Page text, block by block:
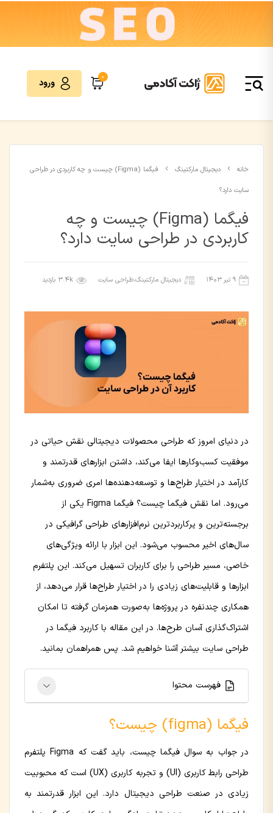
0
ورود
خانه دیجیتال مارکتینگ
فیگما (Figma) چیست و چه کاربردی در طراحی
سایت دارد؟
فیگما (Figma) چیست و چه
کاربردی در طراحی سایت دارد؟
۹ تیر ۱۴۰۳ دیجیتال مارکتینگ،طراحی سایت 3.4k بازدید
در دنیای امروز که طراحی محصولات دیجیتالی نقش حیاتی در
موفقیت کسب‌و‌کارها ایفا می‌کند، داشتن ابزارهای قدرتمند و
کارآمد در اختیار طراح‌ها و توسعه‌دهنده‌ها امری ضروری به‌شمار
می‌رود. اما نقش فیگما چیست؟ فیگما Figma یکی از
برجسته‌ترین و پرکاربردترین نرم‌افزارهای طراحی گرافیکی در
سال‌های اخیر محسوب می‌شود. این ابزار با ارائه ویژگی‌های
خاصی، مسیر طراحی را برای کاربران تسهیل می‌کند. این پلتفرم
ابزارها و قابلیت‌های زیادی را در اختیار طراح‌ها قرار می‌دهد، از
همکاری چندنفره در پروژه‌ها به‌صورت همزمان گرفته تا امکان
اشتراک‌گذاری آسان طرح‌ها. در این مقاله با کاربرد فیگما در
طراحی سایت بیشتر آشنا خواهیم شد. پس همراهمان بمانید.
فهرست محتوا
فیگما (figma) چیست؟
در جواب به سوال فیگما چیست، باید گفت که Figma پلتفرم
طراحی رابط کاربری (UI) و تجربه کاربری (UX) است که محبوبیت
زیادی در صنعت طراحی دیجیتال دارد. این ابزار قدرتمند به